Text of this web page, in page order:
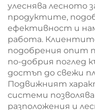
улеснява лесното
продуктите,
ефективност и
работа.
подобрения опит
по-добрия поглед
достъп до свежи
Подвижният
системи
разположения и